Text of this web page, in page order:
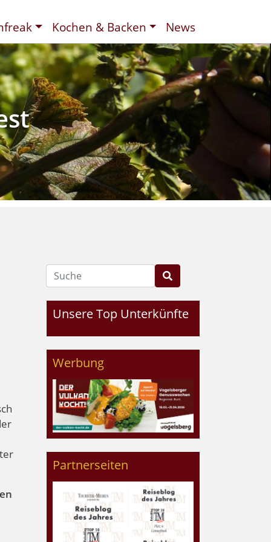
Kochen & Backen News
Suche
Unsere Top Unterkünfte
Werbung
Partnerseiten